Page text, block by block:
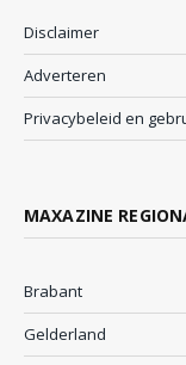
Disclaimer
Adverteren
Privacybeleid en
MAXAZINE
Brabant
Gelderland